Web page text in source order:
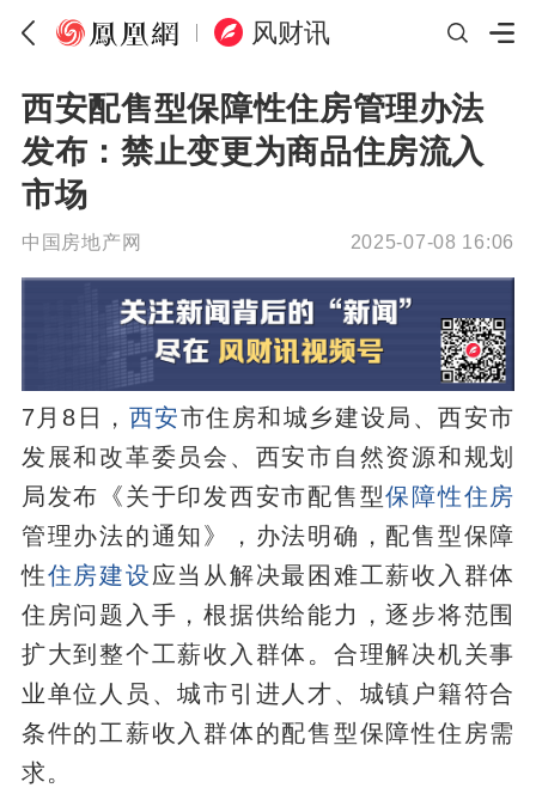
风财讯
西安配售型保障性住房管理办法
发布：禁止变更为商品住房流入
市场
中国房地产网 2025-07-08 16:06
7月8日， 西安市住房和城乡建设局、西安市
发展和改革委员会、西安市自然资源和规划
局发布《关于印发西安市配售型保障性住房
管理办法的通知》，办法明确，配售型保障
性住房建设应当从解决最困难工薪收入群体
住房问题入手，根据供给能力，逐步将范围
扩大到整个工薪收入群体。合理解决机关事
业单位人员、城市引进人才、城镇户籍符合
条件的工薪收入群体的配售型保障性住房需
求。